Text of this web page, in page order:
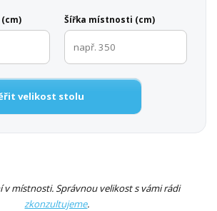
Šířka místnosti (cm)
velikost stolu
v místnosti. Správnou velikost s vámi rádi
zkonzultujeme.